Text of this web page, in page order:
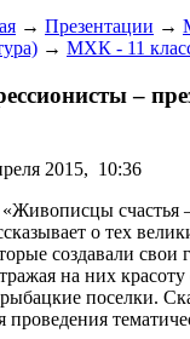
→ Презентации →
→ МХК - 11
–
2015, 10:36
счастья
о тех
создавали свои
на них
поселки.
проведения